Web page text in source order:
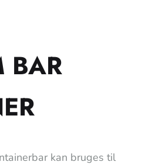
BAR
kan bruges til